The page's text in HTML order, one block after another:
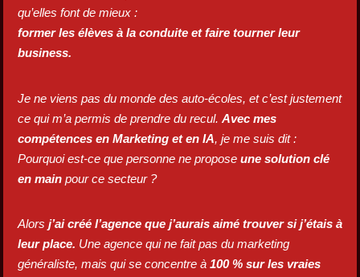
qu’elles font de mieux :
former les élèves à la conduite et faire tourner leur
business.
Je ne viens pas du monde des auto-écoles, et c’est justement
ce qui m’a permis de prendre du recul. Avec mes
compétences en Marketing et en IA, je me suis dit :
Pourquoi est-ce que personne ne propose une solution clé
en mainpour ce secteur ?
Alors j’ai créé l’agence que j’aurais aimé trouver si j’étais à
leur place. Une agence qui ne fait pas du marketing
généraliste, mais qui se concentre à 100 % sur les vraies